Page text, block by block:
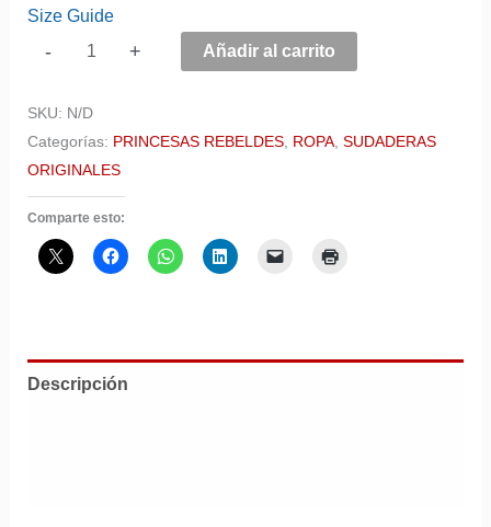
Size Guide
- + Añadir al carrito
SKU: N/D
Categorías: PRINCESAS REBELDES, ROPA, SUDADERAS
ORIGINALES
Comparte esto:
Descripción